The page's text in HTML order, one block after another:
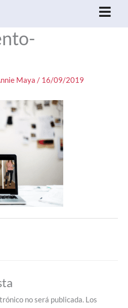
Maya / 16/09/2019
no será publicada. Los